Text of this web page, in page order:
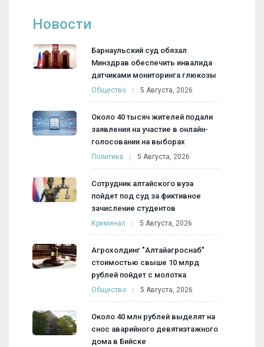
Новости
Барнаульский суд обязал
Минздрав обеспечить инвалида
датчиками мониторинга глюкозы
Общество 5 Августа, 2026
Около 40 тысяч жителей подали
заявления на участие в онлайн-
голосовании на выборах
Политика 5 Августа, 2026
Сотрудник алтайского вуза
пойдет под суд за фиктивное
зачисление студентов
Криминал 5 Августа, 2026
Агрохолдинг "Алтайагроснаб"
стоимостью свыше 10 млрд
рублей пойдет с молотка
Общество 5 Августа, 2026
Около 40 млн рублей выделят на
снос аварийного девятиэтажного
дома в Бийске